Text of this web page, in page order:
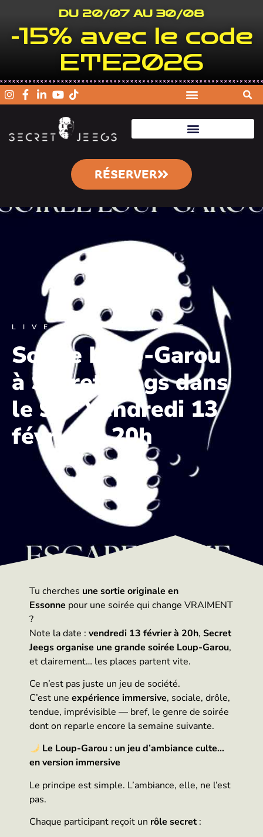
DU 20/07 AU 30/08
-15% avec le code
ETE2026
RÉSERVER
LIVE ESCAPE GAME
Soirée Loup-Garou
à Secret Jeegs dans
le 91– Vendredi 13
février à 20h
Tu cherches une sortie originale en
Essonne pour une soirée qui change VRAIMENT
?
Note la date : vendredi 13 février à 20h, Secret
Jeegs organise une grande soirée Loup-Garou,
et clairement… les places partent vite.
Ce n’est pas juste un jeu de société.
C’est une expérience immersive, sociale, drôle,
tendue, imprévisible — bref, le genre de soirée
dont on reparle encore la semaine suivante.
Le Loup-Garou : un jeu d’ambiance culte…
en version immersive
Le principe est simple. L’ambiance, elle, ne l’est
pas.
Chaque participant reçoit un rôle secret: